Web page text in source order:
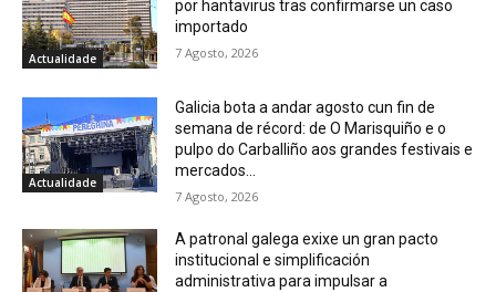
Actualidade
por hantavirus tras confirmarse un caso
importado
7 Agosto, 2026
Actualidade
Galicia bota a andar agosto cun fin de
semana de récord: de O Marisquiño e o
pulpo do Carballiño aos grandes festivais e
mercados...
7 Agosto, 2026
A patronal galega exixe un gran pacto
institucional e simplificación
administrativa para impulsar a